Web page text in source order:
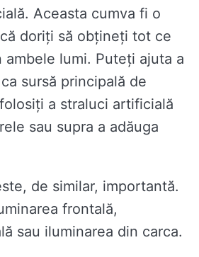
Aceasta cumva fi o
doriți să obțineți tot ce
ambele lumi. Puteți ajuta a
sursă principală de
a straluci artificială
sau supra a adăuga
de similar, importantă.
frontală,
sau iluminarea din carca.